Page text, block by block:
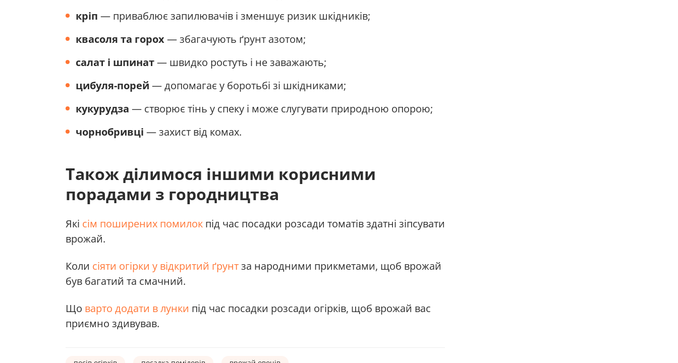
кріп — приваблює запилювачів і зменшує ризик шкідників;
квасоля та горох— збагачують ґрунт азотом;
салат і шпинат— швидко ростуть і не заважають;
цибуля-порей — допомагає у боротьбі зі шкідниками;
кукурудза — створює тінь у спеку і може слугувати природною опорою;
чорнобривці — захист від комах.
Також ділимося іншими корисними
порадами з городництва
Які сім поширених помилок під час посадки розсади томатів здатні зіпсувати
врожай.
Коли сіяти огірки у відкритий ґрунтза народними прикметами, щоб врожай
був багатий та смачний.
Що варто додати в лунки під час посадки розсади огірків, щоб врожай вас
приємно здивував.